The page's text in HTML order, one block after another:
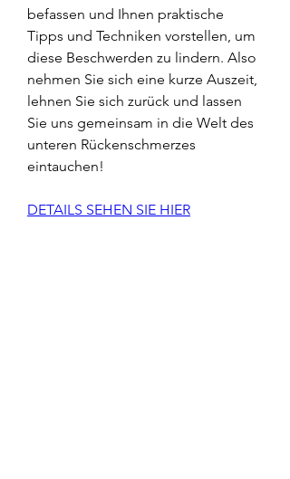
befassen und Ihnen praktische
Tipps und Techniken vorstellen, um
diese Beschwerden zu lindern. Also
nehmen Sie sich eine kurze Auszeit,
lehnen Sie sich zurück und lassen
Sie uns gemeinsam in die Welt des
unteren Rückenschmerzes
eintauchen!
DETAILS SEHEN SIE HIER